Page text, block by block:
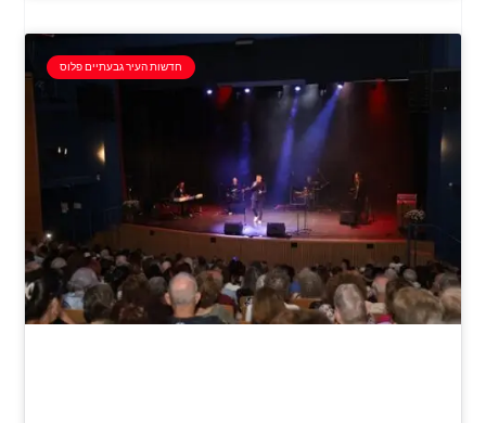
חדשות העיר גבעתיים פלוס